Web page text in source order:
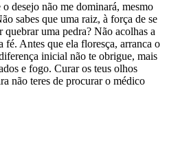
desejo não me dominará, mesmo
sabes que uma raiz, à força de se
quebrar uma pedra? Não acolhas a
fé. Antes que ela floresça, arranca o
inicial não te obrigue, mais
e fogo. Curar os teus olhos
não teres de procurar o médico